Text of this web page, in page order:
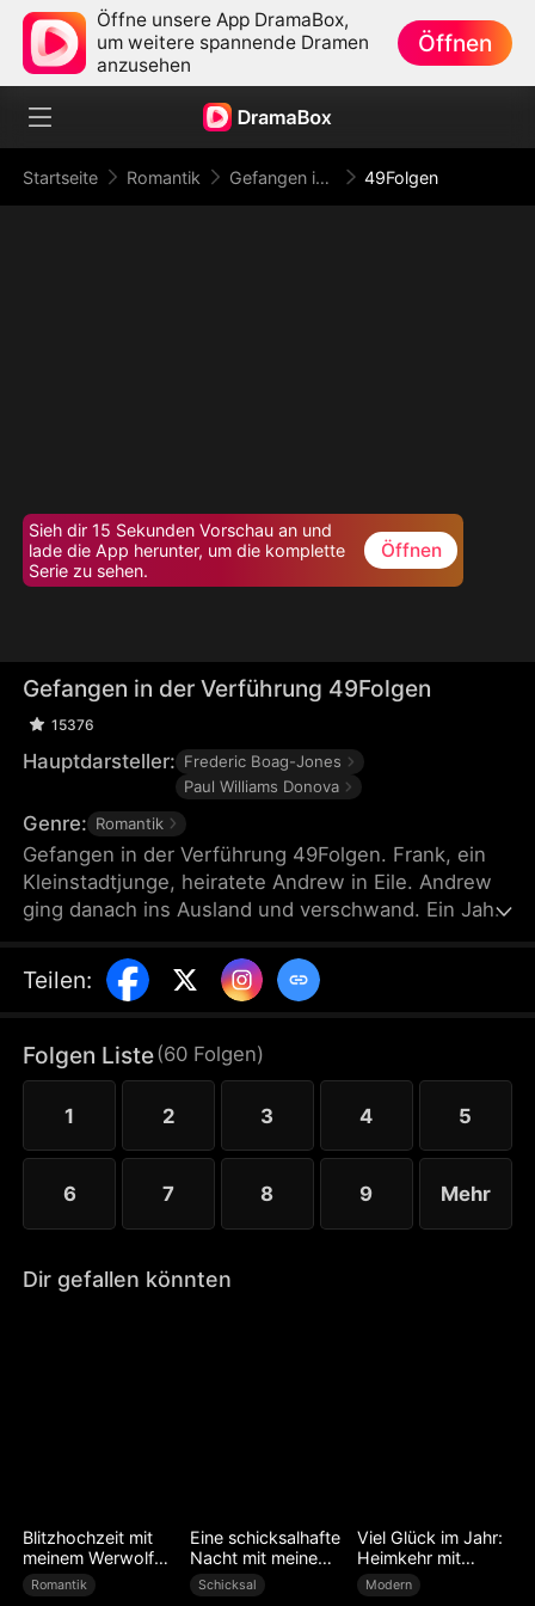
Öffne unsere App DramaBox,
um weitere spannende Dramen
anzusehen
Öffnen
Startseite Romantik Gefangen in der Verführung 49Folgen
Sieh dir 15 Sekunden Vorschau an und
lade die App herunter, um die komplette
Serie zu sehen.
Öffnen
Gefangen in der Verführung 49Folgen
15376
Hauptdarsteller: Frederic Boag-Jones
Paul Williams Donova
Genre: Romantik
Gefangen in der Verführung 49Folgen. Frank, ein
Kleinstadtjunge, heiratete Andrew in Eile. Andrew
ging danach ins Ausland und verschwand. Ein Jahr
Andrew war. Der ehemalige Playboy Andrew lernte
Verantwortung, Frank gewann das Vertrauen
Ehemann und Chef identisch waren.
Teilen:
Folgen Liste(60 Folgen)
1 2 3 4 5
6 7 8 9 Mehr
Dir gefallen könnten
Blitzhochzeit mit
meinem Werwolf
Ehemann
Romantik
Eine schicksalhafte
Nacht mit meinem
Chef
Schicksal
Viel Glück im Jahr:
Heimkehr mit
Erfolg
Modern